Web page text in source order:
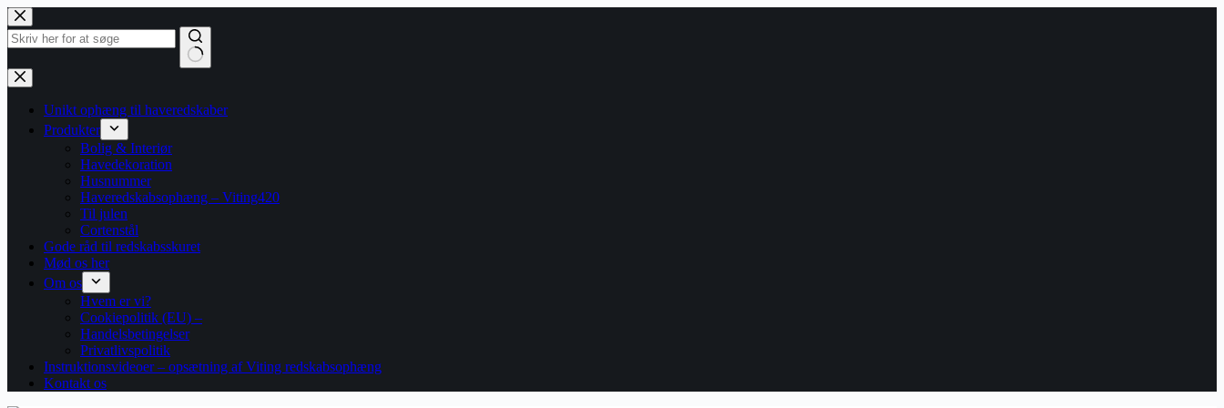
Fortsæt
til
indhold
Ingen
resultater
Unikt ophæng til haveredskaber
Produkter
Bolig & Interiør
Havedekoration
Husnummer
Haveredskabsophæng – Viting420
Til julen
Cortenstål
Gode råd til redskabsskuret
Mød os her
Om os
Hvem er vi?
Cookiepolitik (EU) –
Handelsbetingelser
Privatlivspolitik
Instruktionsvideoer – opsætning af Viting redskabsophæng
Kontakt os